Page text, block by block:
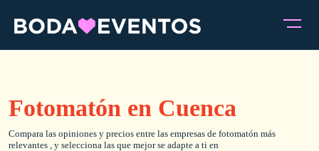
Fotomatón en Cuenca
Compara las opiniones y precios entre las empresas de fotomatón más
relevantes , y selecciona las que mejor se adapte a ti en